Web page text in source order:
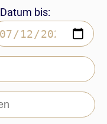
Datum bis: